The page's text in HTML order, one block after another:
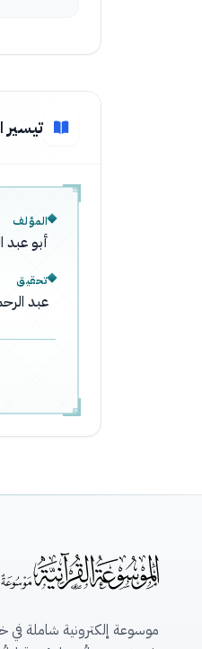
تيسير
المؤلف
أبو
تحقيق
عبد
موسوعة إلكترونية شاملة في